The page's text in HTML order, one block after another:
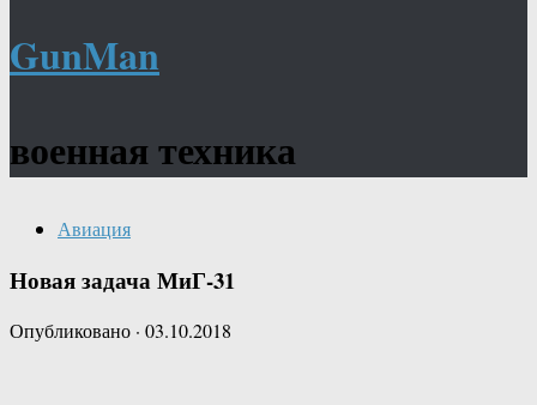
GunMan
военная техника
Авиация
Новая задача МиГ-31
Опубликовано · 03.10.2018